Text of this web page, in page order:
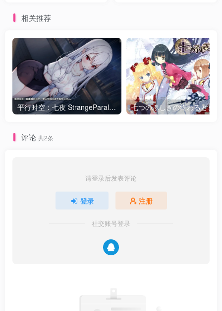
相关推荐
平行时空：七夜 StrangeParallel 官方中文版★中文CV
评论 共2条
请登录后发表评论
登录 注册
社交账号登录